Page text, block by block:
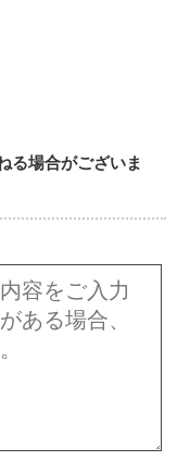
る場合がございま